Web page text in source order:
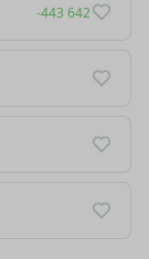
-443 642